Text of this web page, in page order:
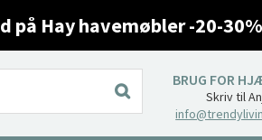
på Hay havemøbler -20-
BRUG FOR
Skriv til